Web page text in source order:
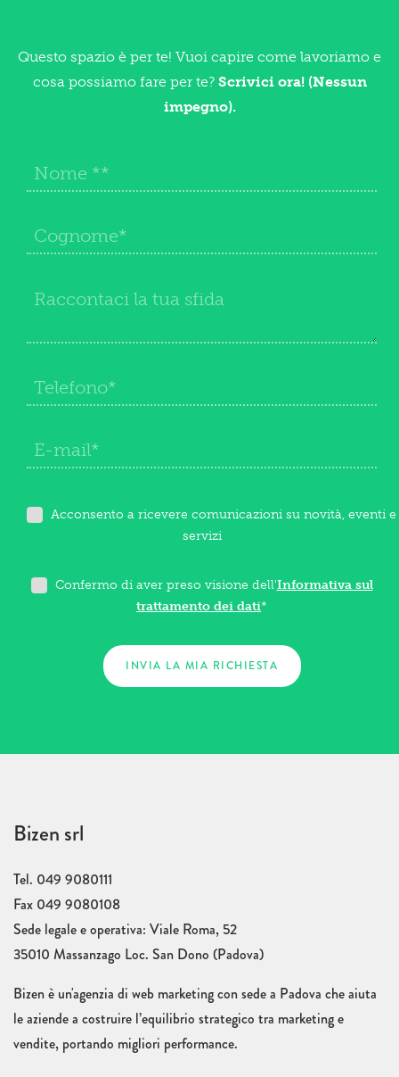
Questo spazio è per te! Vuoi capire come lavoriamo e
cosa possiamo fare per te? Scrivici ora! (Nessun
impegno).
Acconsento a ricevere comunicazioni su novità, eventi e
servizi
Confermo di aver preso visione dell'Informativa sul
trattamento dei dati*
Bizen srl
Tel. 049 9080111
Fax 049 9080108
Sede legale e operativa: Viale Roma, 52
35010 Massanzago Loc. San Dono (Padova)
Bizen è un'agenzia di web marketing con sede a Padova che aiuta
le aziende a costruire l’equilibrio strategico tra marketing e
vendite, portando migliori performance.